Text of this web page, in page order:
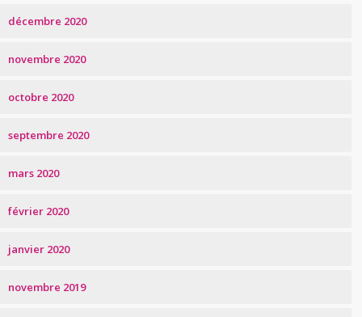
décembre 2020
novembre 2020
octobre 2020
septembre 2020
mars 2020
février 2020
janvier 2020
novembre 2019